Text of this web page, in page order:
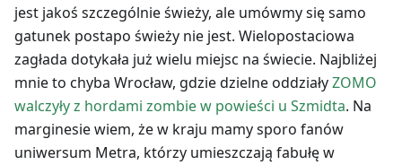
jest jakoś szczególnie świeży, ale umówmy się samo
gatunek postapo świeży nie jest. Wielopostaciowa
zagłada dotykała już wielu miejsc na świecie. Najbliżej
mnie to chyba Wrocław, gdzie dzielne oddziałyZOMO
walczyły z hordami zombie w powieści u Szmidta. Na
marginesie wiem, że w kraju mamy sporo fanów
uniwersum Metra, którzy umieszczają fabułę w